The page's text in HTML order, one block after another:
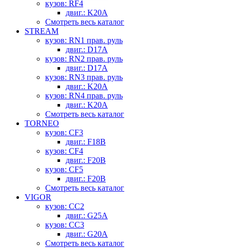
кузов: RF4
двиг.: K20A
Смотреть весь каталог
STREAM
кузов: RN1 прав. руль
двиг.: D17A
кузов: RN2 прав. руль
двиг.: D17A
кузов: RN3 прав. руль
двиг.: K20A
кузов: RN4 прав. руль
двиг.: K20A
Смотреть весь каталог
TORNEO
кузов: CF3
двиг.: F18B
кузов: CF4
двиг.: F20B
кузов: CF5
двиг.: F20B
Смотреть весь каталог
VIGOR
кузов: CC2
двиг.: G25A
кузов: CC3
двиг.: G20A
Смотреть весь каталог